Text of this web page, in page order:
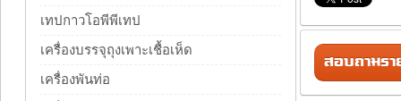
สอบถามรา
เทปกาวโอพีพีเทป
เครื่องบรรจุถุงเพาะเชื้อเห็ด
เครื่องพันท่อ